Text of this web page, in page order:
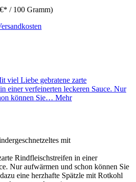
/ 100 Gramm)
viel Liebe gebratene zarte
einer verfeinerten leckeren Sauce. Nur
können Sie… Mehr
mit
Rindfleischstreifen in einer
Nur aufwärmen und schon können Sie
eine herzhafte Spätzle mit Rotkohl